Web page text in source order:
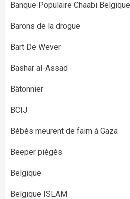
Banque Populaire Chaabi Belgique
Barons de la drogue
Bart De Wever
Bashar al-Assad
Bâtonnier
BCIJ
Bébés meurent de faim à Gaza
Beeper piégés
Belgique
Belgique ISLAM